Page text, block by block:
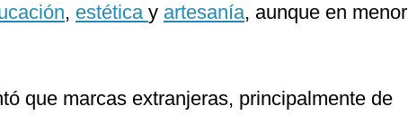
, estética y artesanía, aunque en menor
que marcas extranjeras, principalmente de